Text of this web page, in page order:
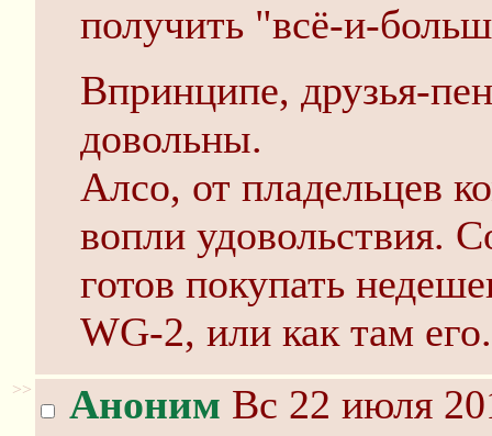
получить "всё-и-
Впринципе, друзья-
довольны.
Алсо, от пладельцев
вопли удовольствия.
готов покупать
WG-2, или как там его.
>> Аноним Вс 22 июля